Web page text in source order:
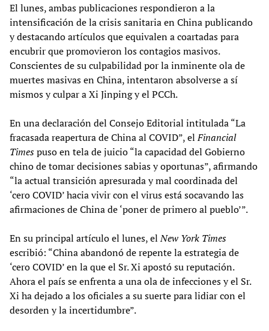
El lunes, ambas publicaciones respondieron a la
intensificación de la crisis sanitaria en China publicando
y destacando artículos que equivalen a coartadas para
encubrir que promovieron los contagios masivos.
Conscientes de su culpabilidad por la inminente ola de
muertes masivas en China, intentaron absolverse a sí
mismos y culpar a Xi Jinping y el PCCh.
En una declaración del Consejo Editorial intitulada “La
fracasada reapertura de China al COVID”, elFinancial
Timespuso en tela de juicio “la capacidad del Gobierno
chino de tomar decisiones sabias y oportunas”, afirmando
“la actual transición apresurada y mal coordinada del
‘cero COVID’ hacia vivir con el virus está socavando las
afirmaciones de China de ‘poner de primero al pueblo’”.
En su principal artículo el lunes, elNew York Times
escribió: “China abandonó de repente la estrategia de
‘cero COVID’ en la que el Sr. Xi apostó su reputación.
Ahora el país se enfrenta a una ola de infecciones y el Sr.
Xi ha dejado a los oficiales a su suerte para lidiar con el
desorden y la incertidumbre”.